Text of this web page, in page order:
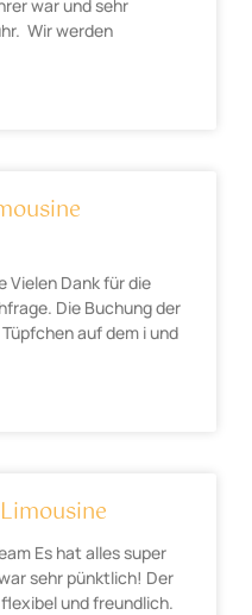
war und sehr
Wir werden
Vielen Dank für die
Die Buchung der
auf dem i und
Es hat alles super
sehr pünktlich! Der
und freundlich.